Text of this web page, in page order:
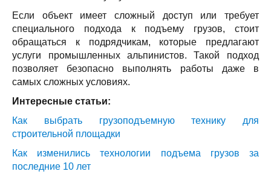
Если объект имеет сложный доступ или требует
специального подхода к подъему грузов, стоит
обращаться к подрядчикам, которые предлагают
услуги промышленных альпинистов. Такой подход
позволяет безопасно выполнять работы даже в
самых сложных условиях.
Интересные статьи:
Как выбрать грузоподъемную технику для
строительной площадки
Как изменились технологии подъема грузов за
последние 10 лет